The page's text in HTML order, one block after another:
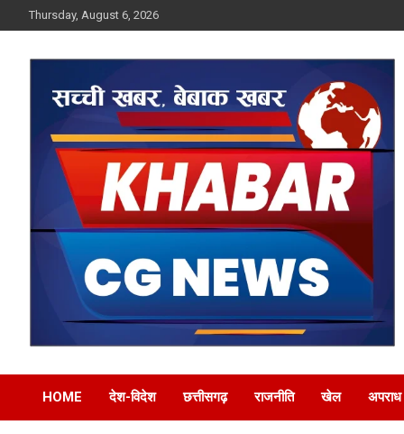
to
Thursday, August 6, 2026
Khabar CG News
HOME देश-विदेश छत्तीसगढ़ राजनीति खेल अपराध